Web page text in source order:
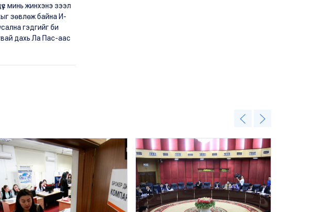
минь жинхэнэ зээл
зөвлөж байна И-
гэдгийг би
дахь Ла Пас-аас